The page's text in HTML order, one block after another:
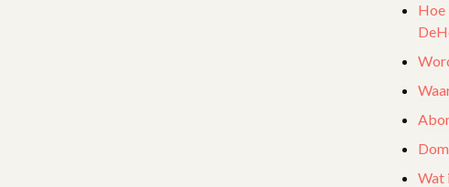
Hoe
Wat